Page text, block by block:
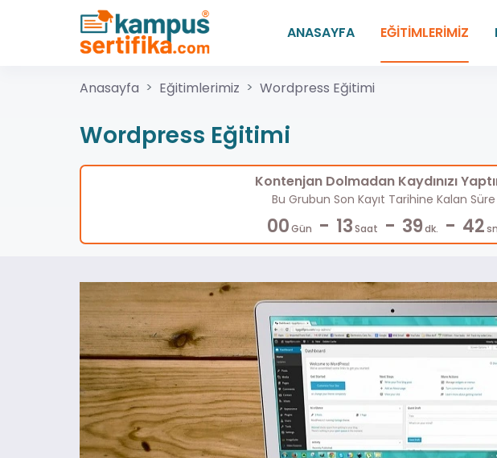
ANASAYFA EĞİTİMLERİMİZ
Anasayfa Eğitimlerimiz Wordpress Eğitimi
Wordpress Eğitimi
Kontenjan Dolmadan Kaydınızı
Bu Grubun Son Kayıt Tarihine Kalan Süre
00 Gün - 13 Saat - 39 dk. - 41 sn.